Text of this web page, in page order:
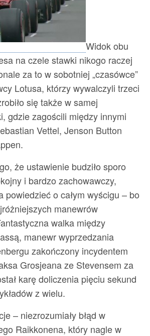
Widok obu
na czele stawki nikogo raczej
za to w sobotniej „czasówce”
Lotusa, którzy wywalczyli trzeci
się także w samej
gdzie zagościli między innymi
Vettel, Jenson Button
że ustawienie budziło sporo
i bardzo zachowawczy,
powiedzieć o całym wyścigu – bo
manewrów
walka między
manewr wyprzedzania
zakończony incydentem
Grosjeana ze Stevensem za
karę doliczenia pięciu sekund
z wielu.
– niezrozumiały błąd w
Raikkonena, który nagle w